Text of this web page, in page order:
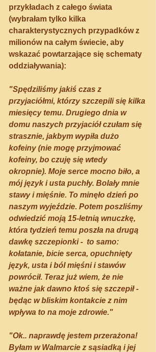
przykładach z całego świata
(wybrałam tylko kilka
charakterystycznych przypadków z
milionów na całym świecie, aby
wskazać powtarzające się schematy
oddziaływania):
"Spędziliśmy jakiś czas z
przyjaciółmi, którzy szczepili się kilka
miesięcy temu. Drugiego dnia w
domu naszych przyjaciół czułam się
strasznie, jakbym wypiła dużo
kofeiny (nie mogę przyjmować
kofeiny, bo czuję się wtedy
okropnie). Moje serce mocno biło, a
mój język i usta puchły. Bolały mnie
stawy i mięśnie. To minęło dzień po
naszym wyjeździe. Potem poszliśmy
odwiedzić moją 15-letnią wnuczkę,
która tydzień temu poszła na drugą
dawkę szczepionki -  to samo:
kołatanie, bicie serca, opuchnięty
język, usta i ból mięśni i stawów
powrócił. Teraz już wiem, że nie
ważne jak dawno ktoś się szczepił -
będąc w bliskim kontakcie z nim
wpływa to na moje zdrowie."
"Ok.. naprawdę jestem przerażona!
Byłam w Walmarcie z sąsiadką i jej